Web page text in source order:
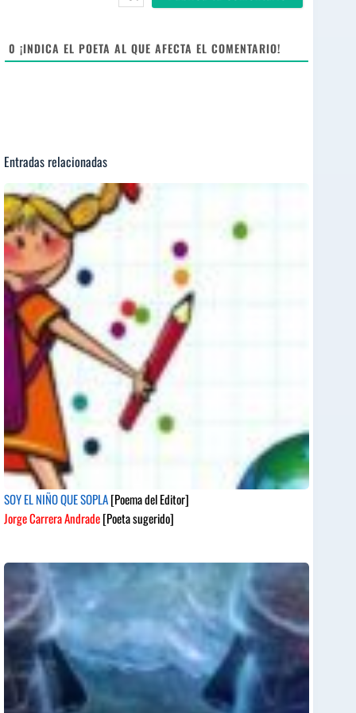
0 ¡INDICA EL POETA AL QUE AFECTA EL COMENTARIO!
Entradas relacionadas
SOY EL NIÑO QUE SOPLA[Poema del Editor]
Jorge Carrera Andrade[Poeta sugerido]